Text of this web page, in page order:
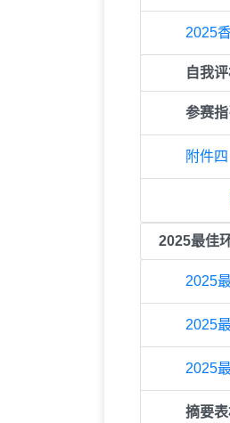
2025
自我
参赛
附件
2025最佳
2025
2025
2025
摘要